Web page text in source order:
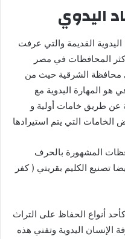
اليدوي
القديمة والتي عرفت
المحافظات في مصر
محافظة الشرقية حيث من
هو المهارة اليدوية مع
عن طريق خامات أولية و
الخامات التي يتم استيرادها
المشهورة بالحرف
تصنيع الكليم بقريتي ( كفر
أنواع الحفاظ على التراث
الإنسان اليدوية وتفني هذه